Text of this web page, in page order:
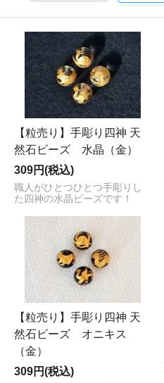
【粒売り】手彫り四神 天
然石ビーズ 水晶（金）
309円(税込)
職人がひとつひとつ手彫りし
た四神の水晶ビーズです！
【粒売り】手彫り四神 天
然石ビーズ オニキス
（金）
309円(税込)